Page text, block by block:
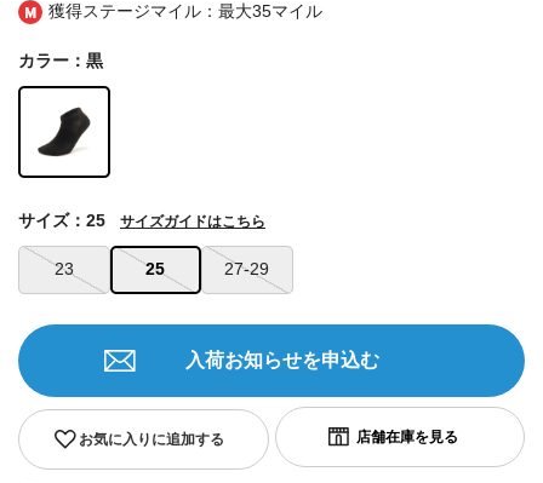
獲得ステージマイル：最大35マイル
カラー：黒
23 25 27-29
サイズ：25 サイズガイドはこちら
お気に入りに追加する
入荷お知らせを申込む